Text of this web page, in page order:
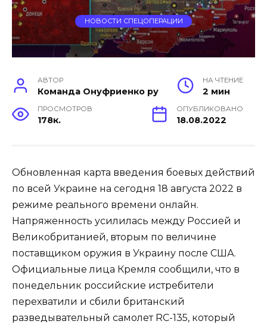
НОВОСТИ СПЕЦОПЕРАЦИИ
АВТОР
Команда Онуфриенко ру
НА ЧТЕНИЕ
2 мин
ПРОСМОТРОВ
178к.
ОПУБЛИКОВАНО
18.08.2022
Обновленная карта введения боевых действий
по всей Украине на сегодня 18 августа 2022 в
режиме реального времени онлайн.
Напряженность усилилась между Россией и
Великобританией, вторым по величине
поставщиком оружия в Украину после США.
Официальные лица Кремля сообщили, что в
понедельник российские истребители
перехватили и сбили британский
разведывательный самолет RC-135, который